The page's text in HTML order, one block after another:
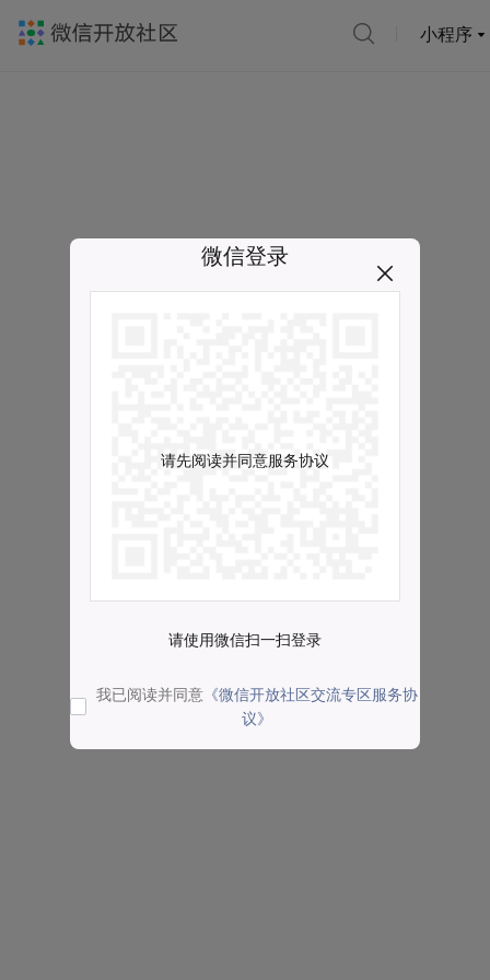
小程序
微信登录
请先阅读并同意服务协议
请使用微信扫一扫登录
我已阅读并同意 《微信开放社区交流专区服务协
议》